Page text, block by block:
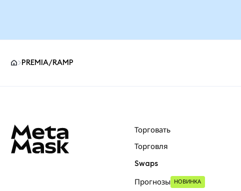
PREMIA/RAMP
Торговать
Торговля
Swaps
Прогнозы НОВИНКА